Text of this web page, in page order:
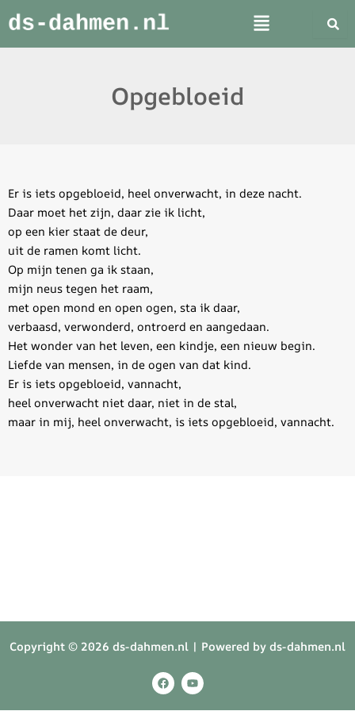
to
content
Menu
Opgebloeid
Er is iets opgebloeid, heel onverwacht, in deze nacht.
Daar moet het zijn, daar zie ik licht,
op een kier staat de deur,
uit de ramen komt licht.
Op mijn tenen ga ik staan,
mijn neus tegen het raam,
met open mond en open ogen, sta ik daar,
verbaasd, verwonderd, ontroerd en aangedaan.
Het wonder van het leven, een kindje, een nieuw begin.
Liefde van mensen, in de ogen van dat kind.
Er is iets opgebloeid, vannacht,
heel onverwacht niet daar, niet in de stal,
maar in mij, heel onverwacht, is iets opgebloeid, vannacht.
Copyright © 2026 ds-dahmen.nl | Powered by ds-dahmen.nl
F
a
c
Y
o
u